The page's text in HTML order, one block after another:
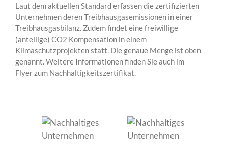
Laut dem aktuellen Standard erfassen die zertifizierten
Unternehmen deren Treibhausgasemissionen in einer
Treibhausgasbilanz. Zudem findet eine freiwillige
(anteilige) CO2 Kompensation in einem
Klimaschutzprojekten statt. Die genaue Menge ist oben
genannt. Weitere Informationen finden Sie auch im
Flyer zum Nachhaltigkeitszertifikat.